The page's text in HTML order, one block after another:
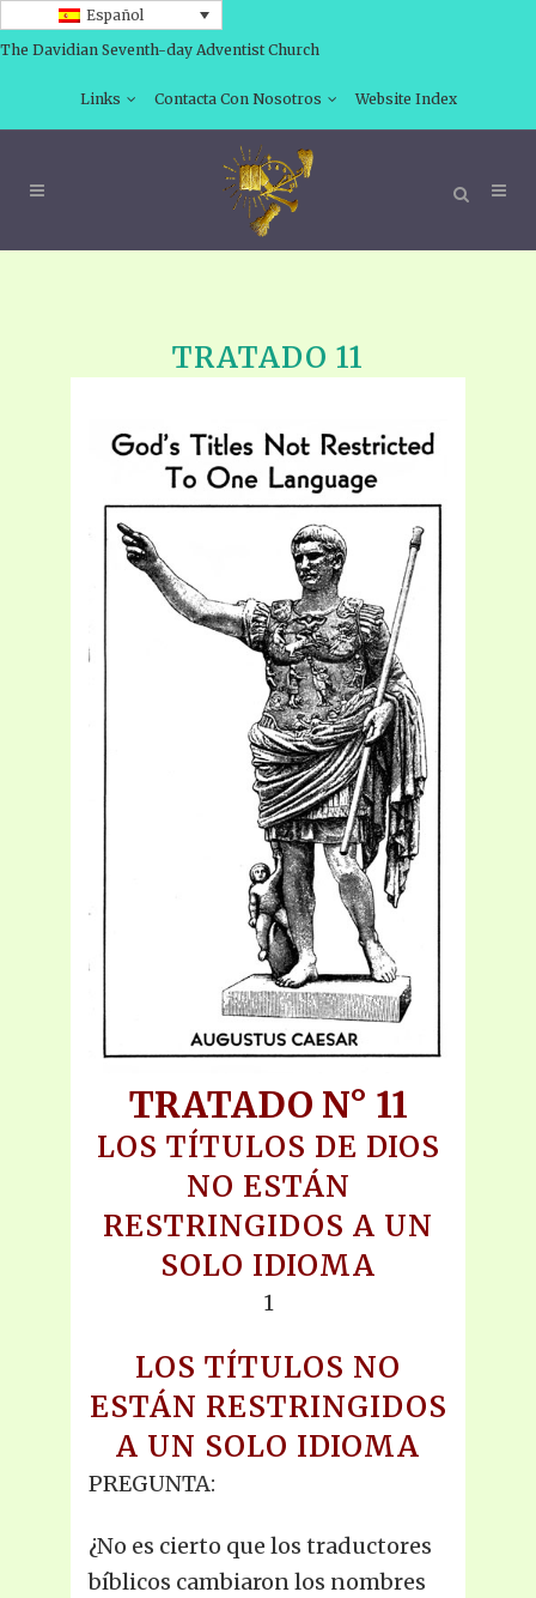
Español
The Davidian Seventh-day Adventist Church
Links Contacta Con Nosotros Website Index
TRATADO 11
TRATADO N° 11
LOS TÍTULOS DE DIOS
NO ESTÁN
RESTRINGIDOS A UN
SOLO IDIOMA
1
LOS TÍTULOS NO
ESTÁN RESTRINGIDOS
A UN SOLO IDIOMA
PREGUNTA:
¿No es cierto que los traductores
bíblicos cambiaron los nombres